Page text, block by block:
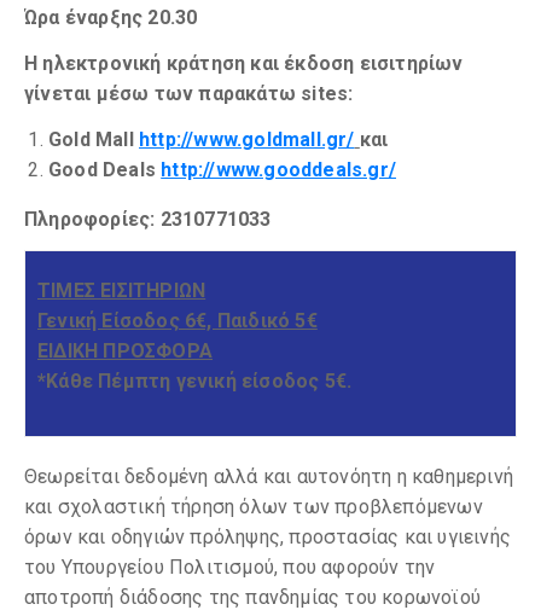
Ώρα έναρξης 20.30
Η ηλεκτρονική κράτηση και έκδοση εισιτηρίων
γίνεται μέσω των παρακάτω sites:
Gold Mall http://www.goldmall.gr/ και
Good Deals http://www.gooddeals.gr/
Πληροφορίες: 2310771033
ΤΙΜΕΣ ΕΙΣΙΤΗΡΙΩΝ
Γενική Είσοδος 6€, Παιδικό 5€
ΕΙΔΙΚΗ ΠΡΟΣΦΟΡΑ
*Κάθε Πέμπτη γενική είσοδος 5€.
Θεωρείται δεδομένη αλλά και αυτονόητη η καθημερινή
και σχολαστική τήρηση όλων των προβλεπόμενων
όρων και οδηγιών πρόληψης, προστασίας και υγιεινής
του Υπουργείου Πολιτισμού, που αφορούν την
αποτροπή διάδοσης της πανδημίας του κορωνοϊού